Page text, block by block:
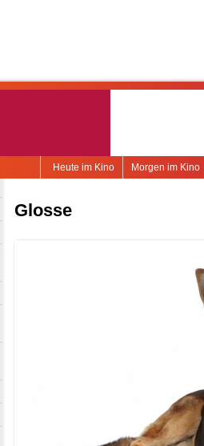
Morgen im Kino
Heute im Kino
Glosse